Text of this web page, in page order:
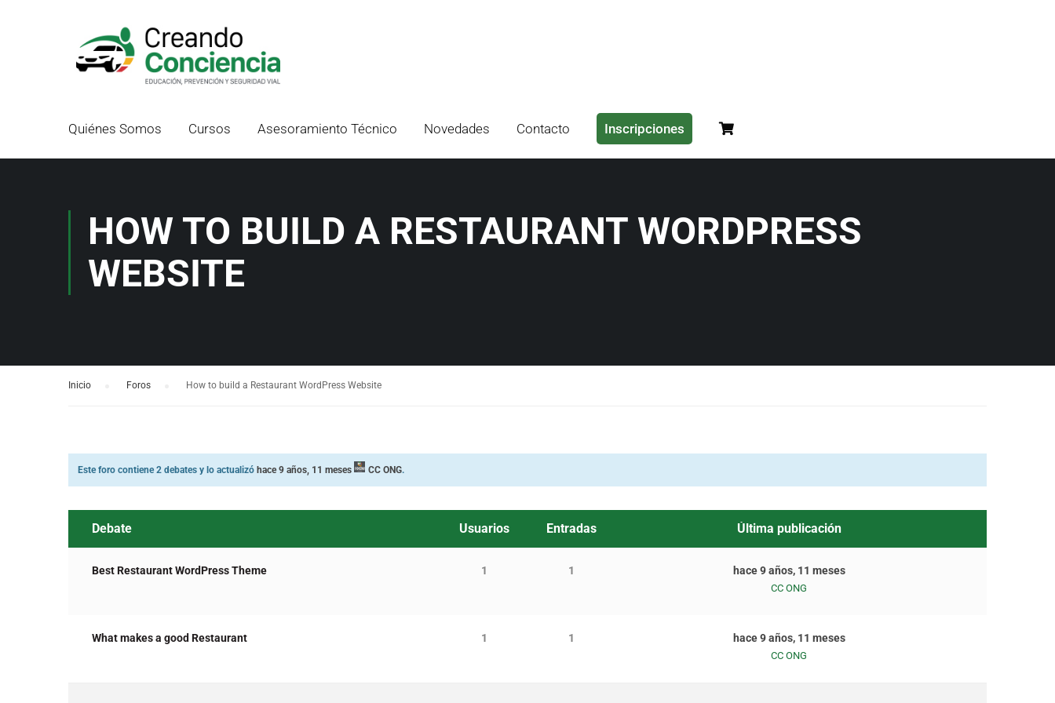
Quiénes Somos Cursos Asesoramiento Técnico Novedades Contacto Inscripciones
HOW TO BUILD A RESTAURANT WORDPRESS
WEBSITE
Inicio Foros How to build a Restaurant WordPress Website
Este foro contiene 2 debates y lo actualizó hace 9 años, 11 meses CC ONG.
Debate Usuarios Entradas Última publicación
Best Restaurant WordPress Theme 1 1 hace 9 años, 11 meses
CC ONG
What makes a good Restaurant 1 1 hace 9 años, 11 meses
CC ONG